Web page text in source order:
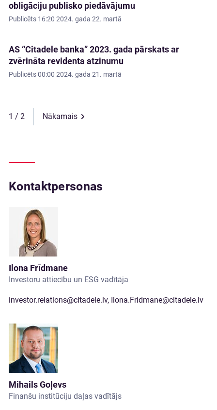
obligāciju publisko piedāvājumu
Publicēts 16:20 2024. gada 22. martā
AS “Citadele banka” 2023. gada pārskats ar
zvērināta revidenta atzinumu
Publicēts00:00 2024. gada 21. martā
1 Nākamais
Kontaktpersonas
Ilona Frīdmane
Investoru attiecību un ESG vadītāja
investor.relations@citadele.lv, Ilona.Fridmane@citadele.lv
Mihails Goļevs
Finanšu institūciju daļas vadītājs